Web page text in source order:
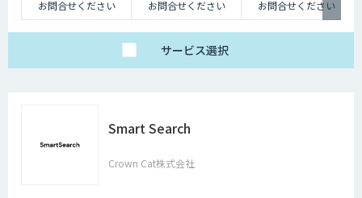
そのような場合に、チャットボットを設置しておけば、ユーザーの疑問を
ます。低コストで問い合わせ対応の環境を整えられるという点は大きなメ
リットといえるでしょう。
ユーザーから似たような問い合わせが頻繁に寄せられることは決して珍し
くありません。その質問に毎回担当者が回答していくのは、決して効率的
を自動化できるため、従業員は他の業務へ力を注ぐことが可能になりま
お問合せください
お問合せください お問合せください
サービス選択
Smart Search
Crown Cat株式会社